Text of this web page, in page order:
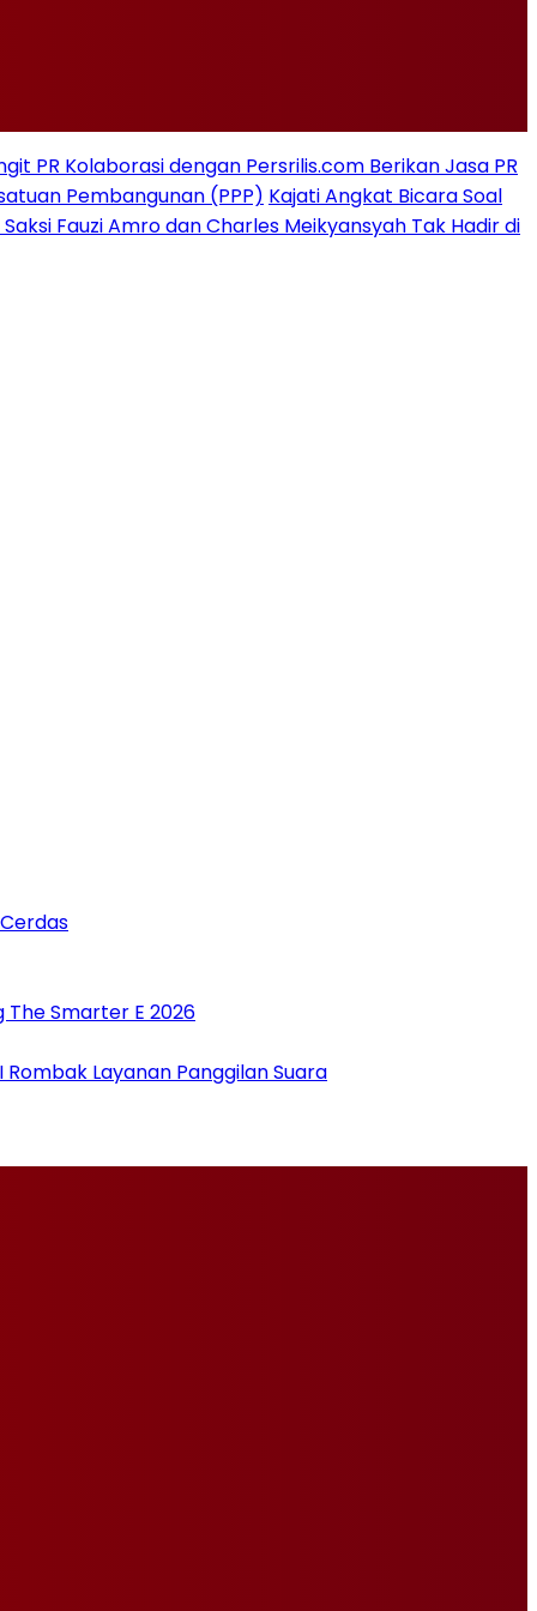
PR Kolaborasi dengan Persrilis.com Berikan Jasa PR
Pembangunan (PPP) Kajati Angkat Bicara Soal
Saksi Fauzi Amro dan Charles Meikyansyah Tak Hadir di
The Smarter E 2026
Layanan Panggilan Suara